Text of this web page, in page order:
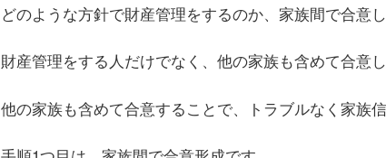
どのような方針で財産管理をするのか、家族間で合意し
財産管理をする人だけでなく、他の家族も含めて合意し
他の家族も含めて合意することで、トラブルなく家族